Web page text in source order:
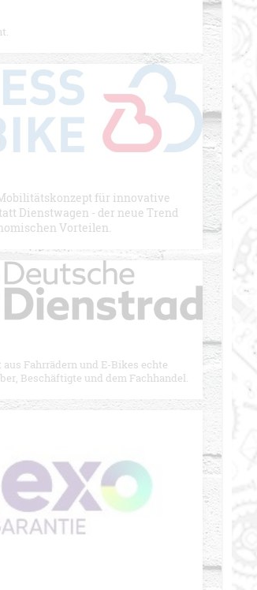
für innovative
Dienstwagen - der neue Trend
Vorteilen.
Fahrrädern und E-Bikes echte
Beschäftigte und dem Fachhandel.